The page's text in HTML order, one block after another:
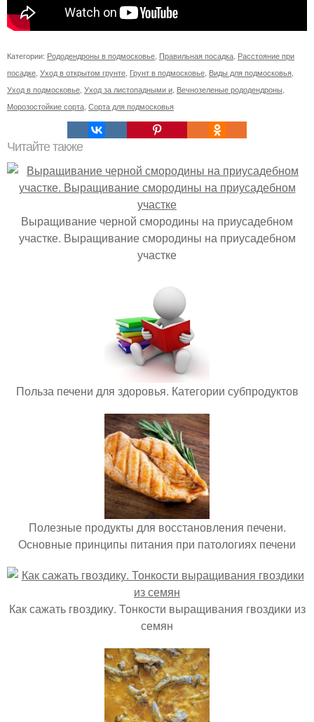
Категории: Рододендроны в подмосковье Правильная посадка Расстояние при
посадке Уход в открытом грунте Грунт в подмосковье Виды для подмосковья
Уход в подмосковье Уход за листопадными и Вечнозеленые рододендроны
Морозостойкие сорта Сорта для подмосковья
Читайте также
Выращивание черной смородины на приусадебном
участке. Выращивание смородины на приусадебном
участке
Польза печени для здоровья. Категории субпродуктов
Полезные продукты для восстановления печени.
Основные принципы питания при патологиях печени
Как сажать гвоздику. Тонкости выращивания гвоздики из
семян